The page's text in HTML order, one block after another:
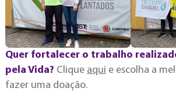
Quer fortalecer o trabalho
pela Vida? Clique aqui e escolha a
fazer uma doação.